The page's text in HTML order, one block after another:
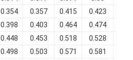
0.354 0.357 0.415 0.423
0.398 0.403 0.464 0.474
0.448 0.453 0.518 0.528
0.498 0.503 0.571 0.581